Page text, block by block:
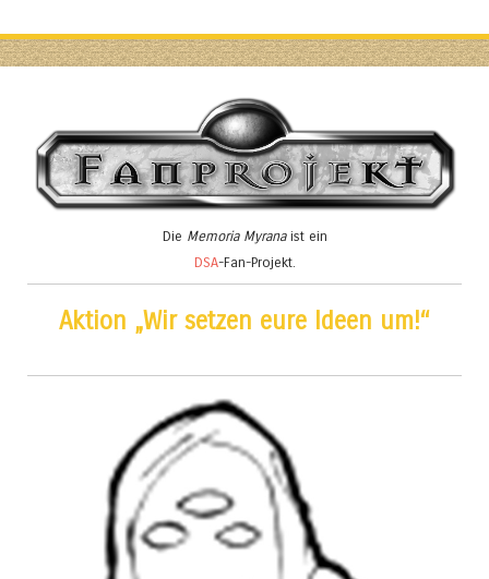
Die Memoria Myranaist ein
DSA-Fan-Projekt.
Aktion „Wir setzen eure Ideen um!“